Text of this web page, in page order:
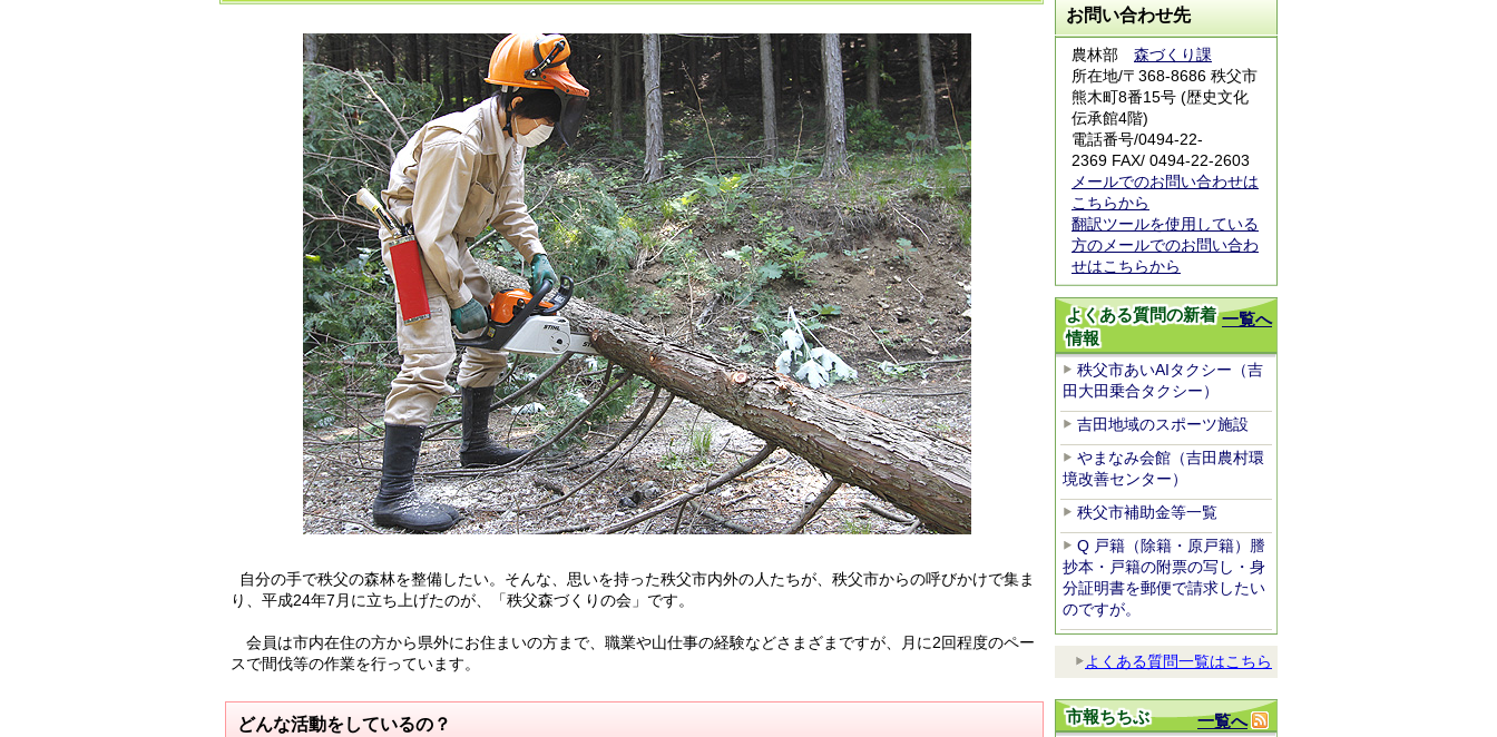
自分の手で秩父の森林を整備したい。そんな、思いを持った秩父市内外の人たちが、秩父市からの呼びかけで集ま
り、平成24年7月に立ち上げたのが、「秩父森づくりの会」です。
会員は市内在住の方から県外にお住まいの方まで、職業や山仕事の経験などさまざまですが、月に2回程度のペー
スで間伐等の作業を行っています。
どんな活動をしているの？
お問い合わせ先
農林部 森づくり課
所在地/〒368-8686 秩父市
熊木町8番15号 (歴史文化
伝承館4階)
電話番号/0494-22-
2369 FAX/ 0494-22-2603
メールでのお問い合わせは
こちらから
翻訳ツールを使用している
方のメールでのお問い合わ
せはこちらから
一覧へ
よくある質問の新着
情報
秩父市あいAIタクシー（吉
田大田乗合タクシー）
吉田地域のスポーツ施設
やまなみ会館（吉田農村環
境改善センター）
秩父市補助金等一覧
Q 戸籍（除籍・原戸籍）謄
抄本・戸籍の附票の写し・身
分証明書を郵便で請求したい
のですが。
よくある質問一覧はこちら
一覧へ
市報ちちぶ